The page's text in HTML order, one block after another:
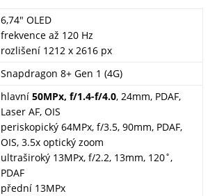
6,74″ OLED
frekvence až 120 Hz
rozlišení 1212 x 2616 px
Snapdragon 8+ Gen 1 (4G)
hlavní 50MPx, f/1.4-f/4.0, 24mm, PDAF,
Laser AF, OIS
periskopický 64MPx, f/3.5, 90mm, PDAF,
OIS, 3.5x optický zoom
ultraširoký 13MPx, f/2.2, 13mm, 120˚,
PDAF
přední 13MPx